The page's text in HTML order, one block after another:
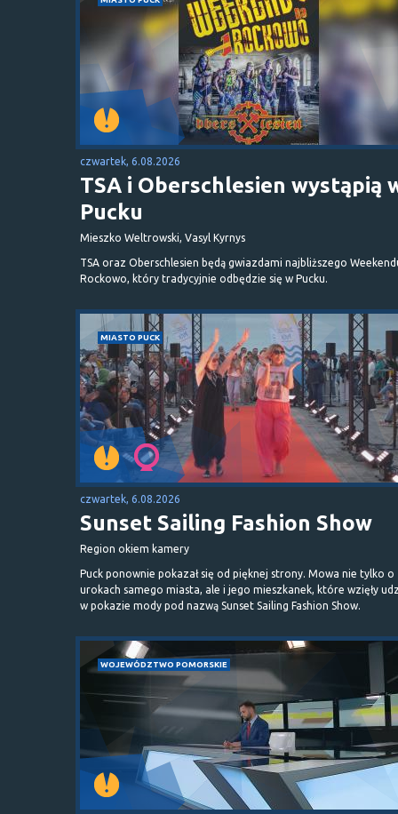
czwartek, 6.08.2026
TSA i Oberschlesien wystąpią
Pucku
Mieszko Weltrowski, Vasyl Kyrnys
TSA oraz Oberschlesien będą gwiazdami najbliższego
Rockowo, który tradycyjnie odbędzie się w Pucku.
MIASTO PUCK
czwartek, 6.08.2026
Sunset Sailing Fashion Show
Region okiem kamery
Puck ponownie pokazał się od pięknej strony. Mowa nie tylko o
urokach samego miasta, ale i jego mieszkanek, które wzięły
w pokazie mody pod nazwą Sunset Sailing Fashion Show.
WOJEWÓDZTWO POMORSKIE